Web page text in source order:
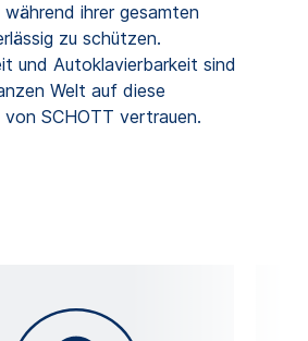
ihrer gesamten
zu schützen.
und Autoklavierbarkeit sind
Welt auf diese
SCHOTT vertrauen.